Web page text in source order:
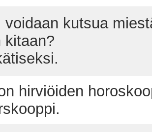
voidaan kutsua
kitaan?
hirviöiden